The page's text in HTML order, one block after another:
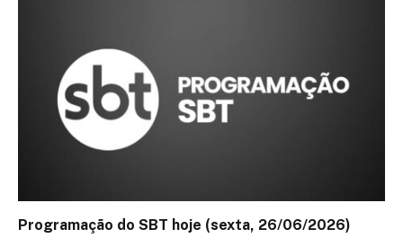
Programação do SBT hoje (sexta, 26/06/2026)